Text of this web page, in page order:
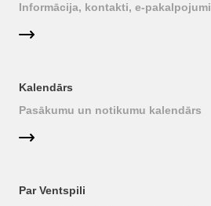
Informācija, kontakti, e-pakalpojumi
Kalendārs
Pasākumu un notikumu kalendārs
Par Ventspili